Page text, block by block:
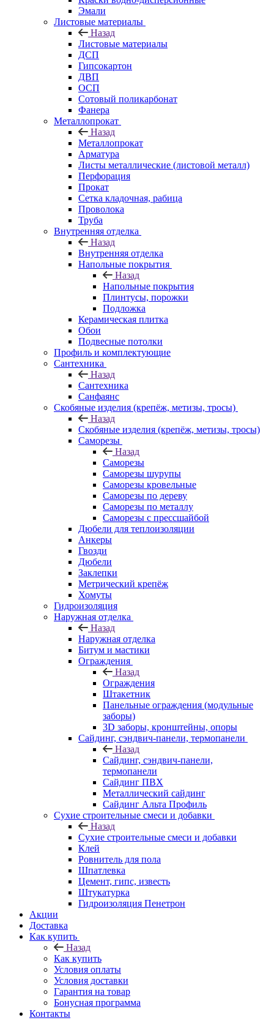
Эмали
Листовые материалы
Назад
Листовые материалы
ДСП
Гипсокартон
ДВП
ОСП
Сотовый поликарбонат
Фанера
Металлопрокат
Назад
Металлопрокат
Арматура
Листы металлические (листовой металл)
Перфорация
Прокат
Сетка кладочная, рабица
Проволока
Труба
Внутренняя отделка
Назад
Внутренняя отделка
Напольные покрытия
Назад
Напольные покрытия
Плинтусы, порожки
Подложка
Керамическая плитка
Обои
Подвесные потолки
Профиль и комплектующие
Сантехника
Назад
Сантехника
Санфаянс
Скобяные изделия (крепёж, метизы, тросы)
Назад
Скобяные изделия (крепёж, метизы, тросы)
Саморезы
Назад
Саморезы
Саморезы шурупы
Саморезы кровельные
Саморезы по дереву
Саморезы по металлу
Саморезы с прессшайбой
Дюбели для теплоизоляции
Анкеры
Гвозди
Дюбели
Заклепки
Метрический крепёж
Хомуты
Гидроизоляция
Наружная отделка
Назад
Наружная отделка
Битум и мастики
Ограждения
Назад
Ограждения
Штакетник
Панельные ограждения (модульные
заборы)
3D заборы, кронштейны, опоры
Cайдинг, сэндвич-панели, термопанели
Назад
Cайдинг, сэндвич-панели,
термопанели
Сайдинг ПВХ
Металлический сайдинг
Сайдинг Альта Профиль
Сухие строительные смеси и добавки
Назад
Сухие строительные смеси и добавки
Клей
Ровнитель для пола
Шпатлевка
Цемент, гипс, известь
Штукатурка
Гидроизоляция Пенетрон
Акции
Доставка
Как купить
Назад
Как купить
Условия оплаты
Условия доставки
Гарантия на товар
Бонусная программа
Контакты